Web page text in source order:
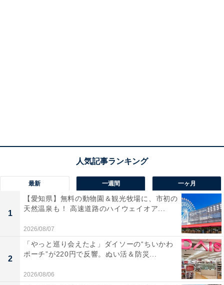
最新 一週間 一ヶ月
1
【愛知県】無料の動物園＆観光牧場に、市初の
天然温泉も！ 高速道路のハイウェイオア...
2026/08/07
2
「やっと巡り会えたよ」ダイソーの“ちいかわ
ポーチ”が220円で反響。ぬい活＆防災...
2026/08/06